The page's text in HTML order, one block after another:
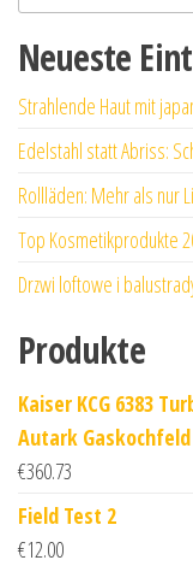
Neueste
Strahlende Haut mit
Edelstahl statt Abriss:
Rollläden: Mehr als nur
Top Kosmetikprodukte
Drzwi loftowe i
Produkte
Kaiser KCG 6383
Autark Gaskochfeld
€360.73
Field Test 2
€12.00